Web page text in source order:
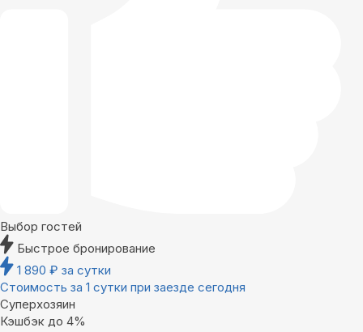
Выбор гостей
Быстрое бронирование
1 890 ₽ за сутки
Стоимость за 1 сутки при заезде сегодня
Суперхозяин
Кэшбэк до 4%